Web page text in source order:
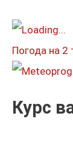
т
:
Погода на 2
Курс